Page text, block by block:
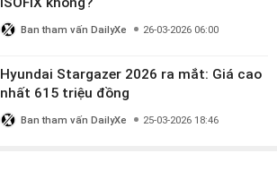
Ban tham vấn DailyXe 26-03-2026 06:00
Hyundai Stargazer 2026 ra mắt: Giá cao
nhất 615 triệu đồng
Ban tham vấn DailyXe 25-03-2026 18:46